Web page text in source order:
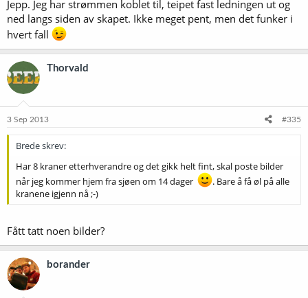
Jepp. Jeg har strømmen koblet til, teipet fast ledningen ut og
ned langs siden av skapet. Ikke meget pent, men det funker i
hvert fall
Thorvald
3 Sep 2013 #335
Brede skrev:
Har 8 kraner etterhverandre og det gikk helt fint, skal poste bilder
når jeg kommer hjem fra sjøen om 14 dager
. Bare å få øl på alle
kranene igjenn nå ;-)
Fått tatt noen bilder?
borander